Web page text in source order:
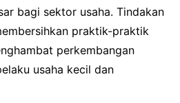
bagi sektor usaha. Tindakan
praktik-praktik
perkembangan
usaha kecil dan